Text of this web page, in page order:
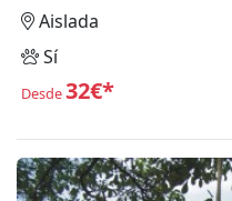
Aislada
Sí
Desde32€*